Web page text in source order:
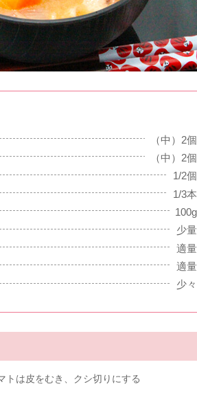
（中）2個
（中）2個
1/2個
1/3本
100g
少量
適量
適量
少々
トは皮をむき、クシ切りにする